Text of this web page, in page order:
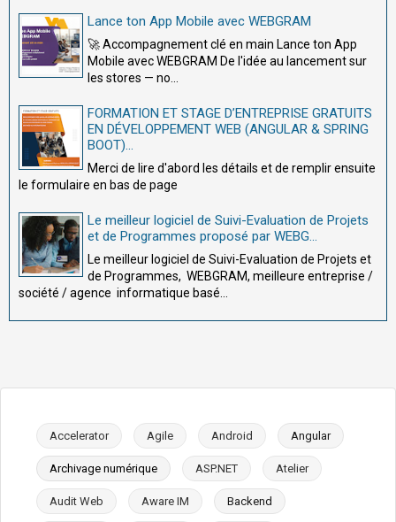
Lance ton App Mobile avec WEBGRAM
🚀 Accompagnement clé en main Lance ton App
Mobile avec WEBGRAM De l'idée au lancement sur
les stores — no...
FORMATION ET STAGE D’ENTREPRISE GRATUITS
EN DÉVELOPPEMENT WEB (ANGULAR & SPRING
BOOT)...
Merci de lire d'abord les détails et de remplir ensuite
le formulaire en bas de page
Le meilleur logiciel de Suivi-Evaluation de Projets
et de Programmes proposé par WEBG...
Le meilleur logiciel de Suivi-Evaluation de Projets et
de Programmes, WEBGRAM, meilleure entreprise /
société / agence informatique basé...
Accelerator Agile Android Angular
Archivage numérique ASP.NET Atelier
Audit Web Aware IM Backend